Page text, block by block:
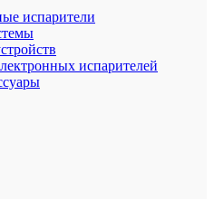
испарители
испарителей